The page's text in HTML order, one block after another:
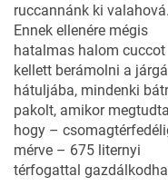
ruccannánk ki valahová.
Ennek ellenére mégis
hatalmas halom cuccot
kellett berámolni a
hátuljába, mindenki
pakolt, amikor
hogy –
mérve – 675 liternyi
térfogattal